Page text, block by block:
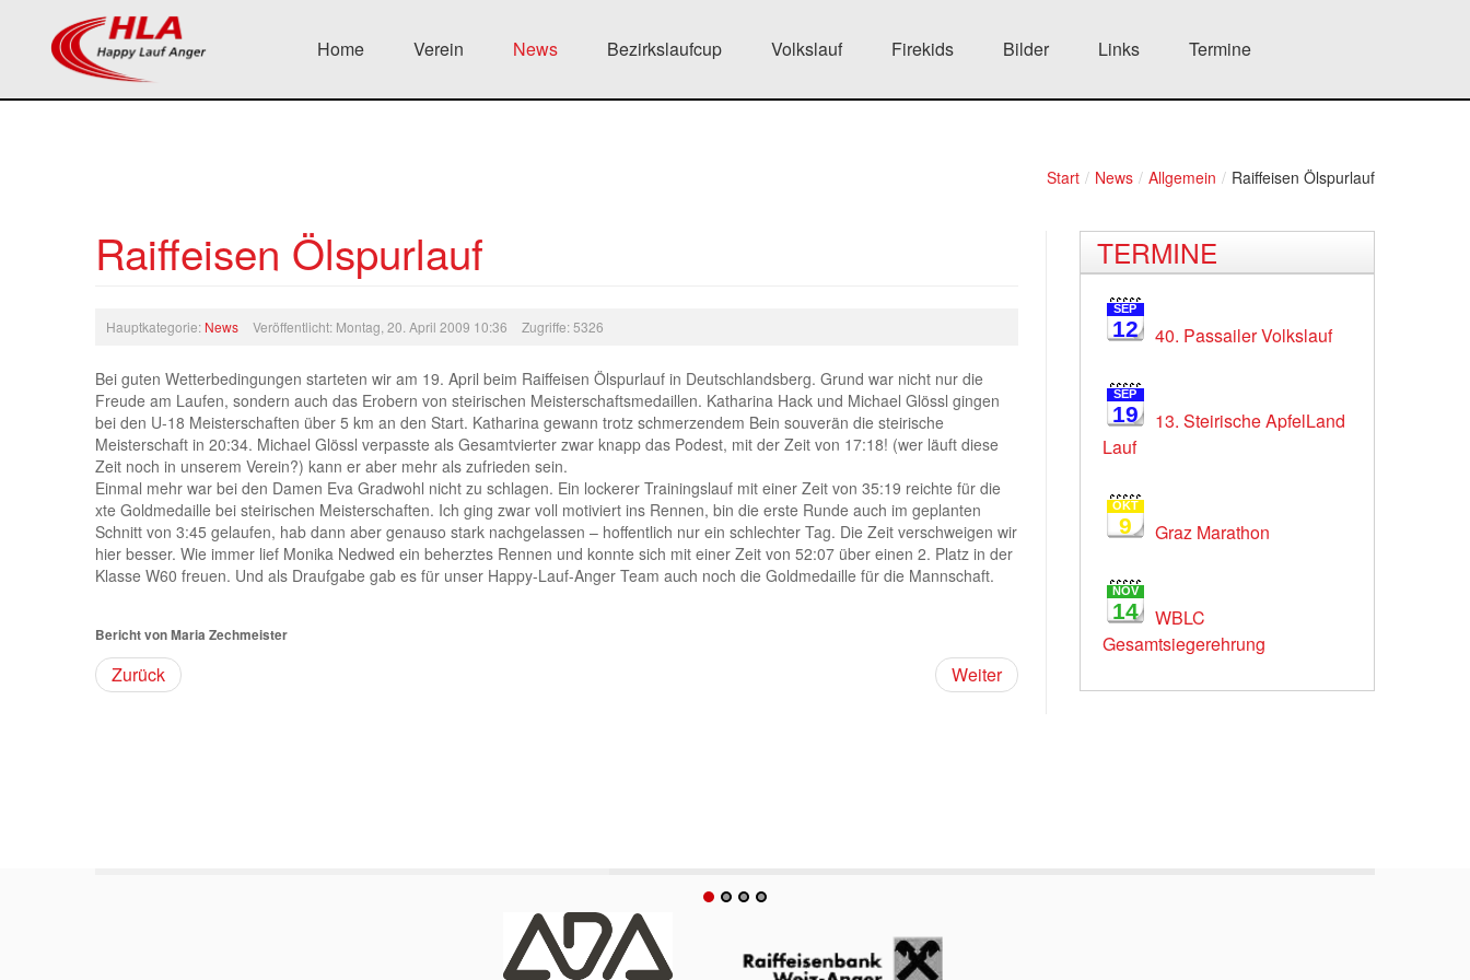
Home Verein News Bezirkslaufcup Volkslauf Firekids Bilder Links Termine
Start / News / Allgemein / Raiffeisen Ölspurlauf
Raiffeisen Ölspurlauf
Hauptkategorie: News Veröffentlicht: Montag, 20. April 2009 10:36 Zugriffe: 5326
Bei guten Wetterbedingungen starteten wir am 19. April beim Raiffeisen Ölspurlauf in Deutschlandsberg. Grund war nicht nur die
Freude am Laufen, sondern auch das Erobern von steirischen Meisterschaftsmedaillen. Katharina Hack und Michael Glössl gingen
bei den U-18 Meisterschaften über 5 km an den Start. Katharina gewann trotz schmerzendem Bein souverän die steirische
Meisterschaft in 20:34. Michael Glössl verpasste als Gesamtvierter zwar knapp das Podest, mit der Zeit von 17:18! (wer läuft diese
Zeit noch in unserem Verein?) kann er aber mehr als zufrieden sein.
Einmal mehr war bei den Damen Eva Gradwohl nicht zu schlagen. Ein lockerer Trainingslauf mit einer Zeit von 35:19 reichte für die
xte Goldmedaille bei steirischen Meisterschaften. Ich ging zwar voll motiviert ins Rennen, bin die erste Runde auch im geplanten
Schnitt von 3:45 gelaufen, hab dann aber genauso stark nachgelassen – hoffentlich nur ein schlechter Tag. Die Zeit verschweigen wir
hier besser. Wie immer lief Monika Nedwed ein beherztes Rennen und konnte sich mit einer Zeit von 52:07 über einen 2. Platz in der
Klasse W60 freuen. Und als Draufgabe gab es für unser Happy-Lauf-Anger Team auch noch die Goldmedaille für die Mannschaft.
Bericht von Maria Zechmeister
Zurück Weiter
TERMINE
SEP
12 40. Passailer Volkslauf
SEP
19
13. Steirische ApfelLand
Lauf
OKT
9 Graz Marathon
NOV
14
WBLC
Gesamtsiegerehrung